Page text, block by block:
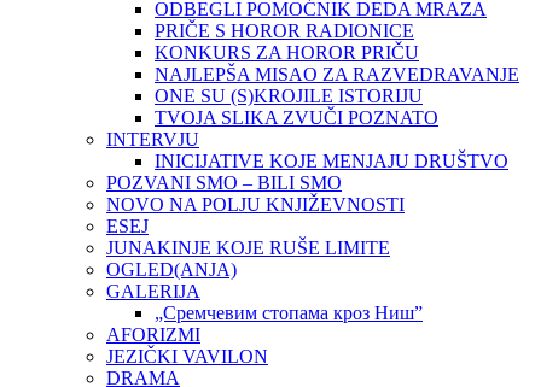
ODBEGLI POMOĆNIK DEDA MRAZA
PRIČE S HOROR RADIONICE
KONKURS ZA HOROR PRIČU
NAJLEPŠA MISAO ZA RAZVEDRAVANJE
ONE SU (S)KROJILE ISTORIJU
TVOJA SLIKA ZVUČI POZNATO
INTERVJU
INICIJATIVE KOJE MENJAJU DRUŠTVO
POZVANI SMO – BILI SMO
NOVO NA POLJU KNJIŽEVNOSTI
ESEJ
JUNAKINJE KOJE RUŠE LIMITE
OGLED(ANJA)
GALERIJA
„Сремчевим стопама кроз Ниш”
AFORIZMI
JEZIČKI VAVILON
DRAMA